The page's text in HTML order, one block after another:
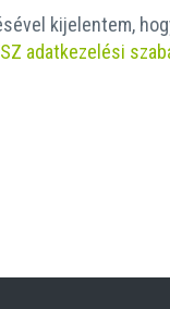
kijelentem,
adatkezelési